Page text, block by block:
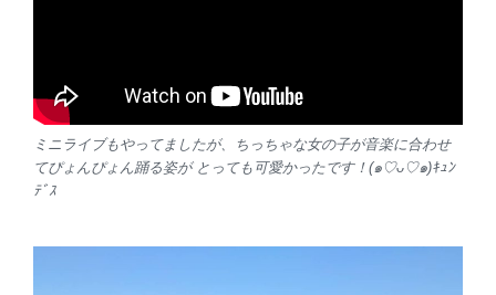
ミニライブもやってましたが、ちっちゃな女の子が音楽に合わせ
てぴょんぴょん踊る姿が とっても可愛かったです！(๑♡ᴗ♡๑)ｷｭﾝ
ﾃﾞｽ